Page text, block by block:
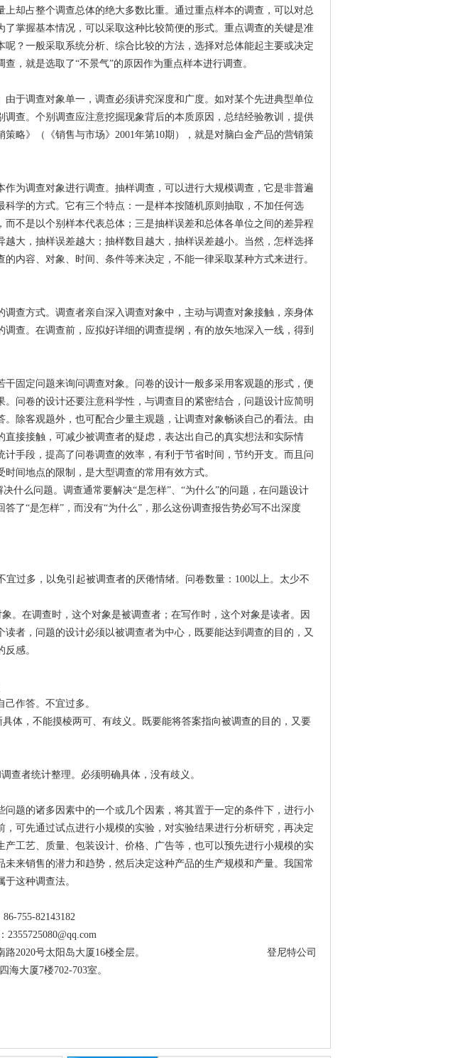
上却占整个调查总体的绝大多数比重。通过重点样本的调查，可以对总
掌握基本情况，可以采取这种比较简便的形式。重点调查的关键是准
？一般采取系统分析、综合比较的方法，选择对总体能起主要或决定
，就是选取了“不景气”的原因作为重点样本进行调查。
于调查对象单一，调查必须讲究深度和广度。如对某个先进典型单位
查。个别调查应注意挖掘现象背后的本质原因，总结经验教训，提供
略》（《销售与市场》2001年第10期），就是对脑白金产品的营销策
为调查对象进行调查。抽样调查，可以进行大规模调查，它是非普遍
学的方式。它有三个特点：一是样本按随机原则抽取，不加任何选
不是以个别样本代表总体；三是抽样误差和总体各单位之间的差异程
大，抽样误差越大；抽样数目越大，抽样误差越小。当然，怎样选择
内容、对象、时间、条件等来决定，不能一律采取某种方式来进行。
查方式。调查者亲自深入调查对象中，主动与调查对象接触，亲身体
查。在调查前，应拟好详细的调查提纲，有的放矢地深入一线，得到
固定问题来询问调查对象。问卷的设计一般多采用客观题的形式，便
问卷的设计还要注意科学性，与调查目的紧密结合，问题设计应简明
除客观题外，也可配合少量主观题，让调查对象畅谈自己的看法。由
接接触，可减少被调查者的疑虑，表达出自己的真实想法和实际情
手段，提高了问卷调查的效率，有利于节省时间，节约开支。而且问
间地点的限制，是大型调查的常用有效方式。
什么问题。调查通常要解决“是怎样”、“为什么”的问题，在问题设计
了“是怎样”，而没有“为什么”，那么这份调查报告势必写不出深度
宜过多，以免引起被调查者的厌倦情绪。问卷数量：100以上。太少不
。在调查时，这个对象是被调查者；在写作时，这个对象是读者。因
者，问题的设计必须以被调查者为中心，既要能达到调查的目的，又
感。
作答。不宜过多。
体，不能摸棱两可、有歧义。既要能将答案指向被调查的目的，又要
查者统计整理。必须明确具体，没有歧义。
题的诸多因素中的一个或几个因素，将其置于一定的条件下，进行小
可先通过试点进行小规模的实验，对实验结果进行分析研究，再决定
工艺、质量、包装设计、价格、广告等，也可以预先进行小规模的实
来销售的潜力和趋势，然后决定这种产品的生产规模和产量。我国常
这种调查法。
755-82143182
2355725080@qq.com
区东门南路2020号太阳岛大厦16楼全层。 登尼特公司
海大厦7楼702-703室。